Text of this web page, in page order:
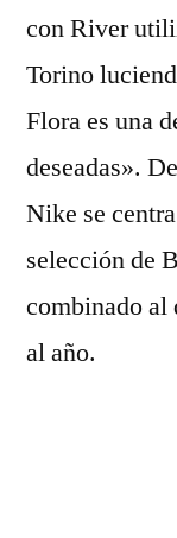
con River
Torino
Flora es una
deseadas».
Nike se
selección de
combinado al
al año.